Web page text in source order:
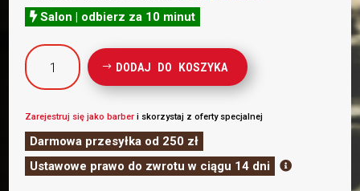
Salon | odbierz za 10 minut
ilość
HEY
POMADA
MATOWA
GLINKA
DODAJ DO KOSZYKA
Zarejestruj się jako barber i skorzystaj z oferty specjalnej
Darmowa przesyłka od 250 zł
Ustawowe prawo do zwrotu w ciągu 14 dni
